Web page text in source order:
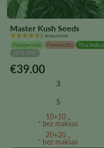
Master Kush Seeds
1 atsauksme
Fotoperiods Feminizēts
Tīra Indica
21 % THC
€39.00
3
5
10+10 „
“ bez maksas
20+20 „
“ bez maksas
Šim